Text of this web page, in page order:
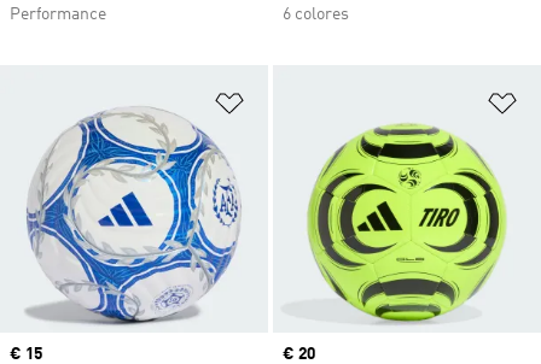
Performance
6 colores
Precio
€ 15
Precio
€ 20